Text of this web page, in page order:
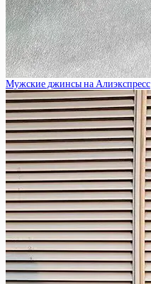
Мужские джинсы на Алиэкспресс